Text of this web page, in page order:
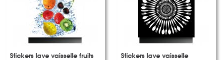
Stickers lave vaisselle fruits Stickers lave vaisselle